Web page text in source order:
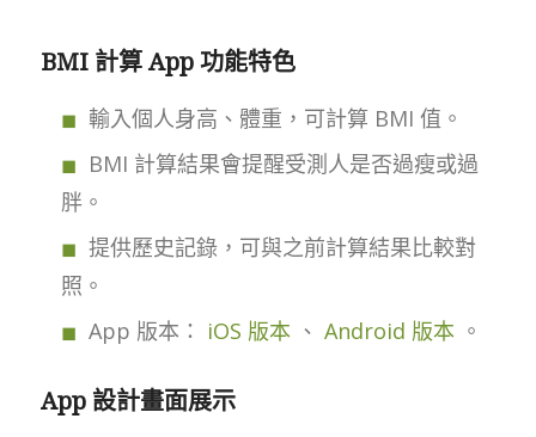
BMI 計算 App 功能特色
輸入個人身高、體重，可計算 BMI 值。
BMI 計算結果會提醒受測人是否過瘦或過
胖。
提供歷史記錄，可與之前計算結果比較對
照。
App 版本： iOS 版本、 Android 版本。
App 設計畫面展示